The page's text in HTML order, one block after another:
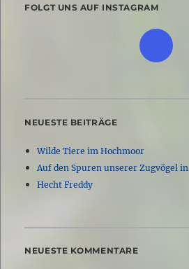
FOLGT UNS AUF INSTAGRAM
NEUESTE BEITRÄGE
Wilde Tiere im Hochmoor
Auf den Spuren unserer Zugvögel
Hecht Freddy
NEUESTE KOMMENTARE